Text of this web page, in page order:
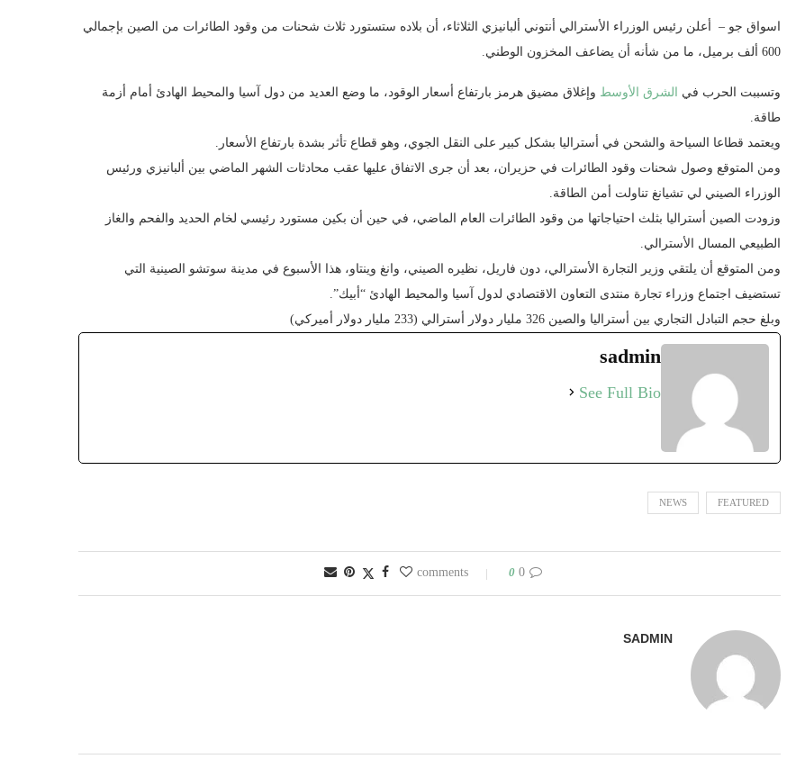
اسواق جو – أعلن رئيس الوزراء الأسترالي أنتوني ألبانيزي الثلاثاء، أن بلاده ستستورد ثلاث شحنات من وقود الطائرات من الصين بإجمالي
600 ألف برميل، ما من شأنه أن يضاعف المخزون الوطني.
وتسببت الحرب في الشرق الأوسط وإغلاق مضيق هرمز بارتفاع أسعار الوقود، ما وضع العديد من دول آسيا والمحيط الهادئ أمام أزمة
طاقة.
ويعتمد قطاعا السياحة والشحن في أستراليا بشكل كبير على النقل الجوي، وهو قطاع تأثر بشدة بارتفاع الأسعار.
ومن المتوقع وصول شحنات وقود الطائرات في حزيران، بعد أن جرى الاتفاق عليها عقب محادثات الشهر الماضي بين ألبانيزي ورئيس
الوزراء الصيني لي تشيانغ تناولت أمن الطاقة.
وزودت الصين أستراليا بثلث احتياجاتها من وقود الطائرات العام الماضي، في حين أن بكين مستورد رئيسي لخام الحديد والفحم والغاز
الطبيعي المسال الأسترالي.
ومن المتوقع أن يلتقي وزير التجارة الأسترالي، دون فاريل، نظيره الصيني، وانغ وينتاو، هذا الأسبوع في مدينة سوتشو الصينية التي
تستضيف اجتماع وزراء تجارة منتدى التعاون الاقتصادي لدول آسيا والمحيط الهادئ “أبيك”.
وبلغ حجم التبادل التجاري بين أستراليا والصين 326 مليار دولار أسترالي (233 مليار دولار أميركي)
sadmin
See Full Bio
FEATURED
NEWS
0 comments
0
SADMIN